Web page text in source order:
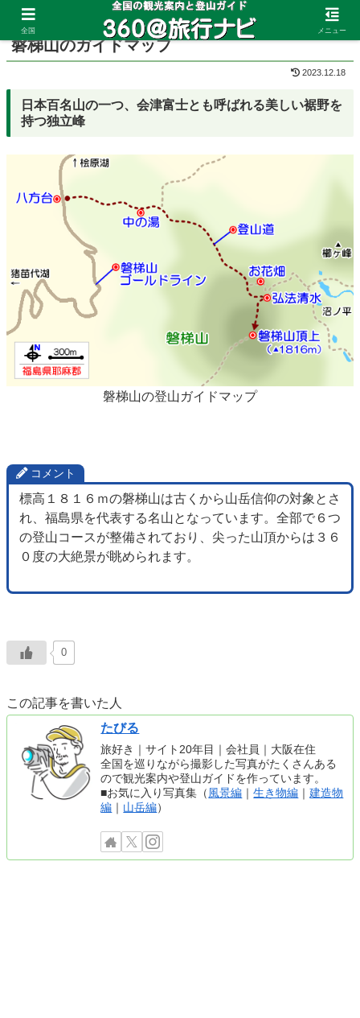
ホーム 福島県 磐梯山
磐梯山のガイドマップ
2023.12.18
日本百名山の一つ、会津富士とも呼ばれる美しい裾野を
持つ独立峰
磐梯山の登山ガイドマップ
コメント
標高１８１６ｍの磐梯山は古くから山岳信仰の対象とさ
れ、福島県を代表する名山となっています。全部で６つ
の登山コースが整備されており、尖った山頂からは３６
０度の大絶景が眺められます。
0
この記事を書いた人
たびる
旅好き｜サイト20年目｜会社員｜大阪在住
全国を巡りながら撮影した写真がたくさんある
ので観光案内や登山ガイドを作っています。
■お気に入り写真集（ 風景編 ｜生き物編 ｜建造物
編 ｜ 山岳編）
全国 メニュー